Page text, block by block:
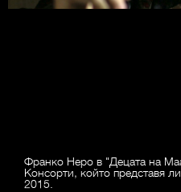
Франко Неро в "Децата на
Консорти, който представя
2015.